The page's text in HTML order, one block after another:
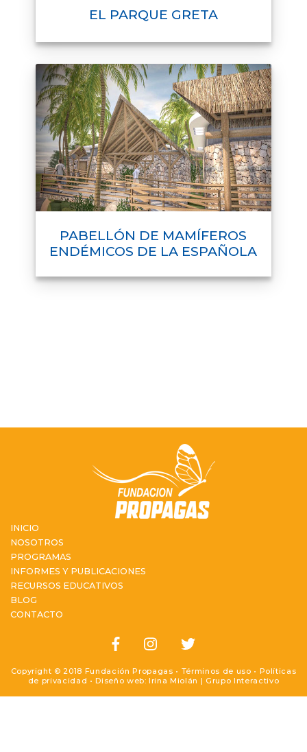
EL PARQUE GRETA
PABELLÓN DE MAMÍFEROS
ENDÉMICOS DE LA ESPAÑOLA
INICIO
NOSOTROS
PROGRAMAS
INFORMES Y PUBLICACIONES
RECURSOS EDUCATIVOS
BLOG
CONTACTO
Copyright © 2018 Fundación Propagas • Términos de uso • Políticas
de privacidad • Diseño web: Irina Miolán | Grupo Interactivo